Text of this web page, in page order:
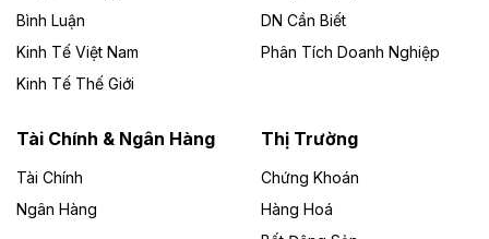
Theo vietnamfinance.vn
Đức Long Gia Lai mở rộng ‘hệ sinh thái’
Lai
Bốn doanh nghiệp có sự góp vốn của Công ty Cổ
phần Tập đoàn Đức Long Gia Lai (HoSE: DLG) được
Bình Luận
Kinh Tế Việt Nam
Kinh Tế Thế Giới
DN Cần Biết
Phân Tích Doanh Nghiệp
Tài Chính & Ngân Hàng
Tài Chính
Ngân Hàng
Thị Trường
Chứng Khoán
Hàng Hoá